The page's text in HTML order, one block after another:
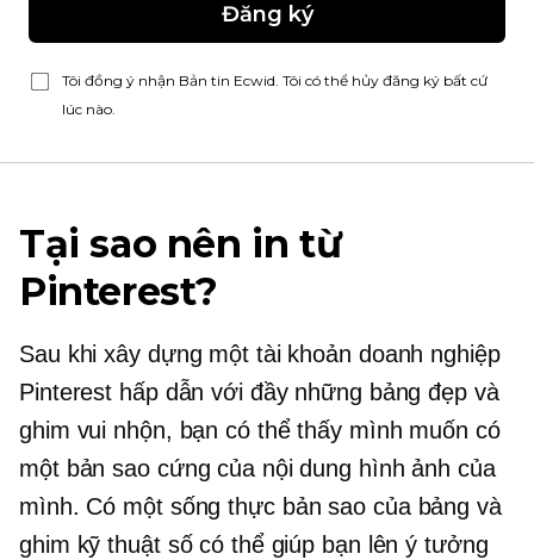
Đăng ký
Tôi đồng ý nhận Bản tin Ecwid. Tôi có thể hủy đăng ký bất cứ
lúc nào.
Tại sao nên in từ
Pinterest?
Sau khi xây dựng một tài khoản doanh nghiệp
Pinterest hấp dẫn với đầy những bảng đẹp và
ghim vui nhộn, bạn có thể thấy mình muốn có
một bản sao cứng của nội dung hình ảnh của
mình. Có một sống thựcbản sao của bảng và
ghim kỹ thuật số có thể giúp bạn lên ý tưởng